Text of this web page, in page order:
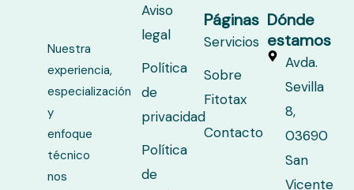
Nuestra
experiencia,
especialización
y
enfoque
técnico
nos
Aviso
legal
Política
de
privacidad
Política
de
Páginas
Servicios
Sobre
Fitotax
Contacto
Dónde
estamos
Avda.
Sevilla
8,
03690
San
Vicente